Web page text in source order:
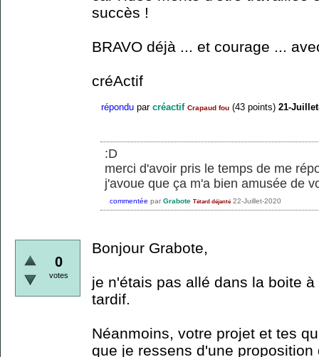
succès !
BRAVO déjà ... et courage ...
créActif
répondu par créactif Crapaud fou (43 points) 21-
:D
merci d'avoir pris le temps de me
j'avoue que ça m'a bien amusée de
commentée par Grabote Tétard déjanté 22-Juillet-2020
0
votes
Bonjour Grabote,
je n'étais pas allé dans la boite
tardif.
Néanmoins, votre projet et tes
que je ressens d'une